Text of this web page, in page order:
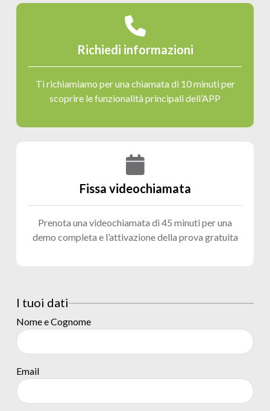
Richiedi informazioni
Ti richiamiamo per una chiamata di 10 minuti per
scoprire le funzionalità principali dell’APP
Fissa videochiamata
Prenota una videochiamata di 45 minuti per una
demo completa e l’attivazione della prova gratuita
I tuoi dati
Nome e Cognome
Email